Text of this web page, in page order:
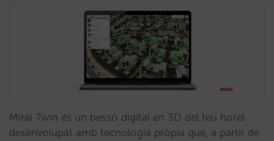
Mirai Twin és un bessó digital en 3D del teu hotel
desenvolupat amb tecnologia pròpia que, a partir de